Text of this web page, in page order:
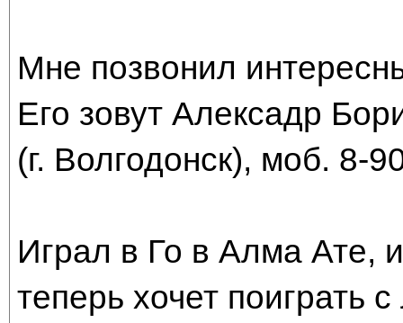
Мне позвонил
Его зовут Алексадр
(г. Волгодонск), моб. 8-
Играл в Го в Алма Ате,
теперь хочет поиграть